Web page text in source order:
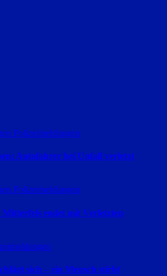
Polizeimeldungen
Autofahrer bei Unfall verletzt
Polizeimeldungen
endet mit Verletzten
sich – ein Mensch stirbt